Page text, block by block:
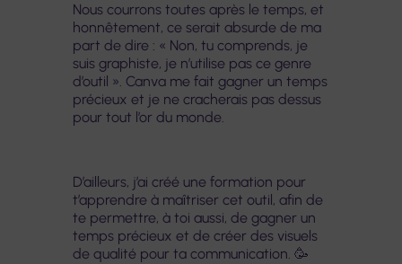
Nous courrons toutes après le temps, et
honnêtement, ce serait absurde de ma
part de dire : « Non, tu comprends, je
suis graphiste, je n’utilise pas ce genre
d’outil ». Canva me fait gagner un temps
précieux et je ne cracherais pas dessus
pour tout l’or du monde.
D’ailleurs, j’ai créé une formation pour
t’apprendre à maîtriser cet outil, afin de
te permettre, à toi aussi, de gagner un
temps précieux et de créer des visuels
de qualité pour ta communication. 🥳